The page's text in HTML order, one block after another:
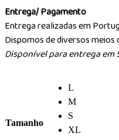
Entrega/ Pagamento
Entrega realizadas em
Dispomos de diversos
Disponível para entrega em
Tamanho
L
M
S
XL